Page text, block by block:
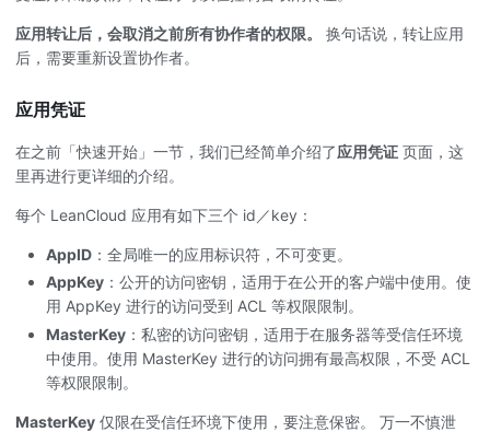
应用转让后，会取消之前所有协作者的权限。
换句话说，转让应用
后，需要重新设置协作者。
应用凭证
在之前「快速开始」一节，我们已经简单介绍了应用凭证 页面，这
里再进行更详细的介绍。
每个 LeanCloud 应用有如下三个 id／key：
AppID ：全局唯一的应用标识符，不可变更。
AppKey ：公开的访问密钥，适用于在公开的客户端中使用。使
用 AppKey 进行的访问受到 ACL 等权限限制。
MasterKey ：私密的访问密钥，适用于在服务器等受信任环境
中使用。使用 MasterKey 进行的访问拥有最高权限，不受 ACL
等权限限制。
MasterKey 仅限在受信任环境下使用，要注意保密。 万一不慎泄